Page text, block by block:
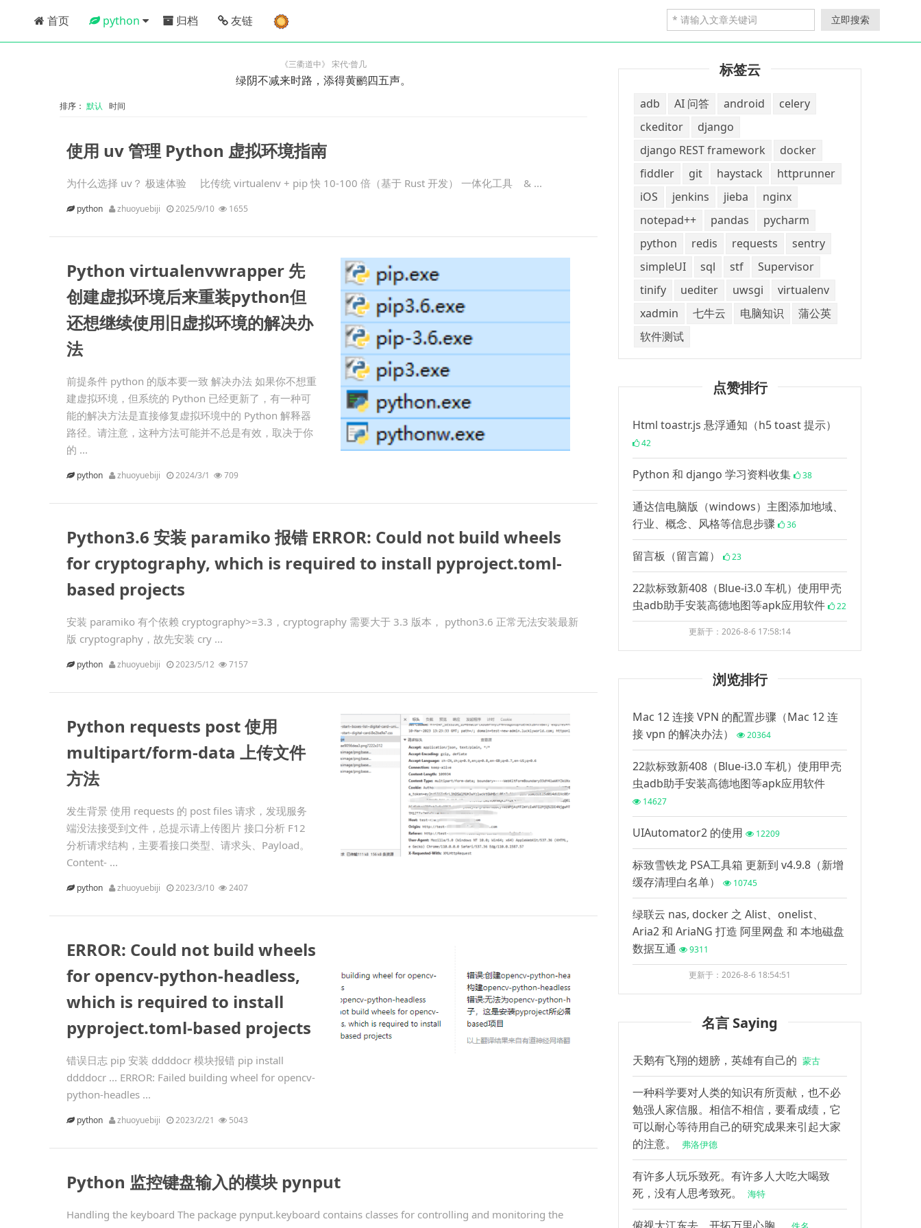
首页 python 归档 友链 立即搜索
《三衢道中》 宋代·曾几
绿阴不减来时路，添得黄鹂四五声。
排序： 默认 时间
使用 uv 管理 Python 虚拟环境指南
为什么选择 uv？ 极速体验 比传统 virtualenv + pip 快 10-100 倍（基于 Rust 开发） 一体化工具 & ...
python zhuoyuebiji 2025/9/10 1655
Python virtualenvwrapper 先
创建虚拟环境后来重装python但
还想继续使用旧虚拟环境的解决办
法
前提条件 python 的版本要一致 解决办法 如果你不想重
建虚拟环境，但系统的 Python 已经更新了，有一种可
能的解决方法是直接修复虚拟环境中的 Python 解释器
路径。请注意，这种方法可能并不总是有效，取决于你
的 ...
python zhuoyuebiji 2024/3/1 709
Python3.6 安装 paramiko 报错 ERROR: Could not build wheels
for cryptography, which is required to install pyproject.toml-
based projects
安装 paramiko 有个依赖 cryptography>=3.3，cryptography 需要大于 3.3 版本， python3.6 正常无法安装最新
版 cryptography，故先安装 cry ...
python zhuoyuebiji 2023/5/12 7157
Python requests post 使用
multipart/form-data 上传文件
方法
发生背景 使用 requests 的 post files 请求，发现服务
端没法接受到文件，总提示请上传图片 接口分析 F12
分析请求结构，主要看接口类型、请求头、Payload。
Content- ...
python zhuoyuebiji 2023/3/10 2407
ERROR: Could not build wheels
for opencv-python-headless,
which is required to install
pyproject.toml-based projects
错误日志 pip 安装 ddddocr 模块报错 pip install
ddddocr ... ERROR: Failed building wheel for opencv-
python-headles ...
python zhuoyuebiji 2023/2/21 5043
Python 监控键盘输入的模块 pynput
Handling the keyboard The package pynput.keyboard contains classes for controlling and monitoring the
标签云
adb AI 问答 android
celery
ckeditor
django
django REST framework
docker
fiddler
git haystack
httprunner
iOS
jenkins jieba
nginx
notepad++
pandas
pycharm
python
redis requests
sentry
simpleUI
sql stf
Supervisor
tinify
uediter uwsgi
virtualenv
xadmin
七牛云 电脑知识
蒲公英
软件测试
点赞排行
Html toastr.js 悬浮通知（h5 toast 提示）
42
Python 和 django 学习资料收集 38
通达信电脑版（windows）主图添加地域、
行业、概念、风格等信息步骤
36
留言板（留言篇） 23
22款标致新408（Blue-i3.0 车机）使用甲壳
虫adb助手安装高德地图等apk应用软件
22
更新于：2026-8-6 17:58:14
浏览排行
Mac 12 连接 VPN 的配置步骤（Mac 12 连
接 vpn 的解决办法）
20364
22款标致新408（Blue-i3.0 车机）使用甲壳
虫adb助手安装高德地图等apk应用软件
14627
UIAutomator2 的使用 12209
标致雪铁龙 PSA工具箱 更新到 v4.9.8（新增
缓存清理白名单）
10745
绿联云 nas, docker 之 Alist、onelist、
Aria2 和 AriaNG 打造 阿里网盘 和 本地磁盘
数据互通
9311
更新于：2026-8-6 18:54:51
名言 Saying
天鹅有飞翔的翅膀，英雄有自己的 蒙古
一种科学要对人类的知识有所贡献，也不必
勉强人家信服。相信不相信，要看成绩，它
可以耐心等待用自己的研究成果来引起大家
的注意。
弗洛伊德
有许多人玩乐致死。有许多人大吃大喝致
死，没有人思考致死。
海特